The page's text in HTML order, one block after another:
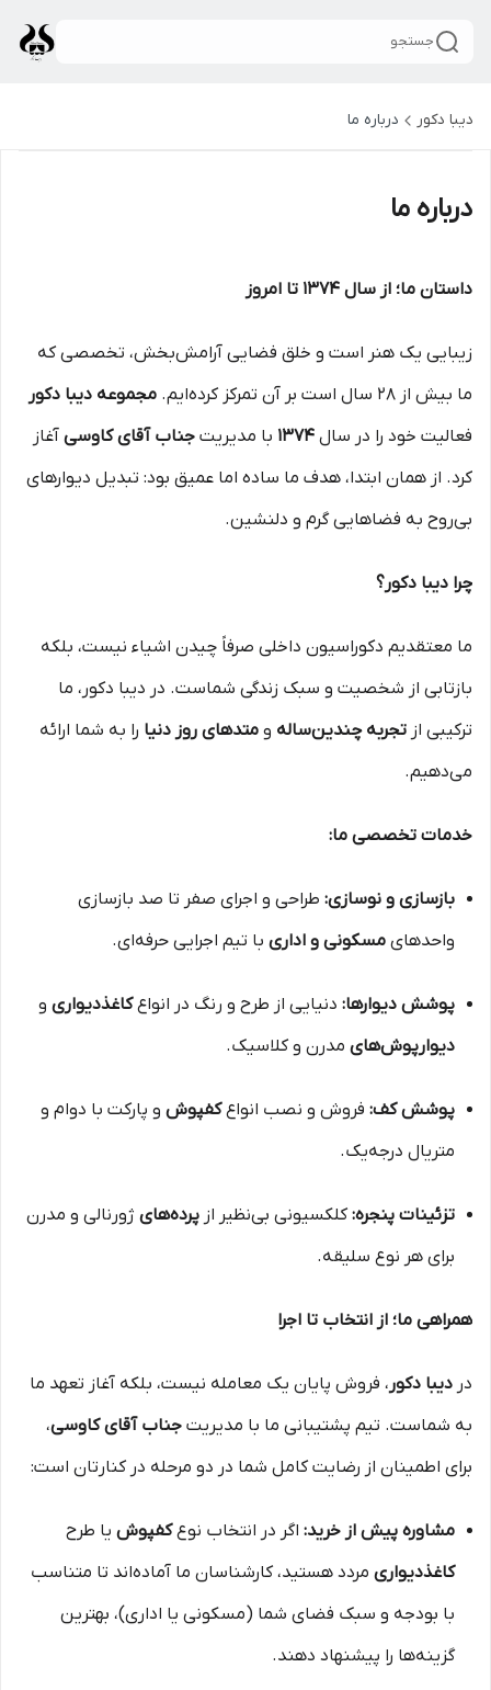
جستجو
دیبا دکور درباره ما
درباره ما
داستان ما؛ از سال ۱۳۷۴ تا امروز
زیبایی یک هنر است و خلق فضایی آرامش‌بخش، تخصصی که
ما بیش از ۲۸ سال است بر آن تمرکز کرده‌ایم.
مجموعه دیبا دکور
فعالیت خود را در سال ۱۳۷۴ با مدیریت جناب آقای کاوسی آغاز
کرد. از همان ابتدا، هدف ما ساده اما عمیق بود: تبدیل دیوارهای
بی‌روح به فضاهایی گرم و دلنشین.
چرا دیبا دکور؟
ما معتقدیم دکوراسیون داخلی صرفاً چیدن اشیاء نیست، بلکه
بازتابی از شخصیت و سبک زندگی شماست. در دیبا دکور، ما
ترکیبی از تجربه چندین‌ساله و متدهای روز دنیا را به شما ارائه
می‌دهیم.
خدمات تخصصی ما:
بازسازی و نوسازی: طراحی و اجرای صفر تا صد بازسازی
واحدهای مسکونی و اداری با تیم اجرایی حرفه‌ای.
پوشش دیوارها: دنیایی از طرح و رنگ در انواعکاغذدیواری و
دیوارپوش‌های مدرن و کلاسیک.
پوشش کف: فروش و نصب انواعکفپوش و پارکت با دوام و
متریال درجه‌یک.
تزئینات پنجره:کلکسیونی بی‌نظیر از پرده‌های ژورنالی و مدرن
برای هر نوع سلیقه.
همراهی ما؛ از انتخاب تا اجرا
در دیبا دکور ، فروش پایان یک معامله نیست، بلکه آغاز تعهد ما
به شماست. تیم پشتیبانی ما با مدیریت جناب آقای کاوسی،
برای اطمینان از رضایت کامل شما در دو مرحله در کنارتان است:
مشاوره پیش از خرید: اگر در انتخاب نوعکفپوش یا طرح
کاغذدیواری مردد هستید، کارشناسان ما آماده‌اند تا متناسب
با بودجه و سبک فضای شما (مسکونی یا اداری)، بهترین
گزینه‌ها را پیشنهاد دهند.